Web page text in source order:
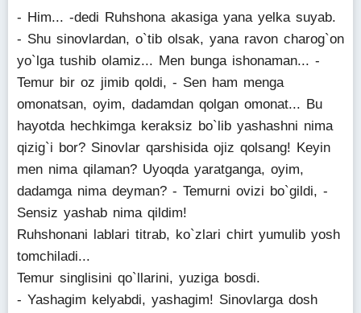
- Him... -dedi Ruhshona akasiga yana yelka suyab.
- Shu sinovlardan, o`tib olsak, yana ravon charog`on
yo`lga tushib olamiz... Men bunga ishonaman... -
Temur bir oz jimib qoldi, - Sen ham menga
omonatsan, oyim, dadamdan qolgan omonat... Bu
hayotda hechkimga keraksiz bo`lib yashashni nima
qizig`i bor? Sinovlar qarshisida ojiz qolsang! Keyin
men nima qilaman? Uyoqda yaratganga, oyim,
dadamga nima deyman? - Temurni ovizi bo`gildi, -
Sensiz yashab nima qildim!
Ruhshonani lablari titrab, ko`zlari chirt yumulib yosh
tomchiladi...
Temur singlisini qo`llarini, yuziga bosdi.
- Yashagim kelyabdi, yashagim! Sinovlarga dosh